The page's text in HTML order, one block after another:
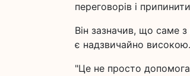
переговорів і
Він зазначив, що саме з
є надзвичайно високою.
"Це не просто допомога